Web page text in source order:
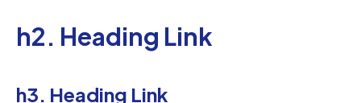
h2. Heading Link
h3. Heading Link